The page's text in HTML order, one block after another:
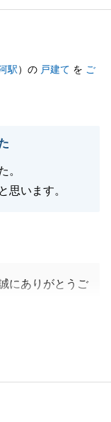
た」という点
意を汲み取って
。
が、N様のよう
せていただいて
れからも「プロ
よう努力いたし
駅）の 戸建て を ご
。
思います。
にありがとうご
ざいません。
お願いしたい」
励みとなりま